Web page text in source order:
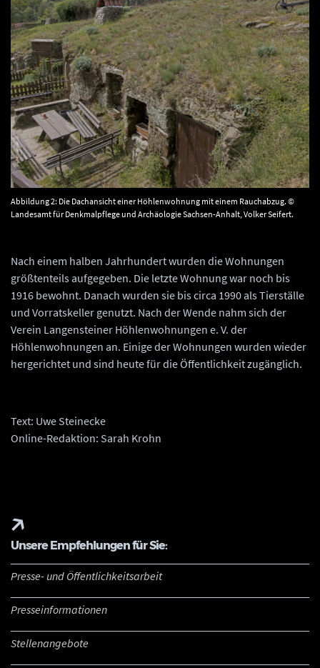
Abbildung 2: Die Dachansicht einer Höhlenwohnung mit einem Rauchabzug. ©
Landesamt für Denkmalpflege und Archäologie Sachsen-Anhalt, Volker Seifert.
Nach einem halben Jahrhundert wurden die Wohnungen
größtenteils aufgegeben. Die letzte Wohnung war noch bis
1916 bewohnt. Danach wurden sie bis circa 1990 als Tierställe
und Vorratskeller genutzt. Nach der Wende nahm sich der
Verein Langensteiner Höhlenwohnungen e. V. der
Höhlenwohnungen an. Einige der Wohnungen wurden wieder
hergerichtet und sind heute für die Öffentlichkeit zugänglich.
Text: Uwe Steinecke
Online-Redaktion: Sarah Krohn
Unsere Empfehlungen für Sie:
Presse- und Öffentlichkeitsarbeit
Presseinformationen
Stellenangebote